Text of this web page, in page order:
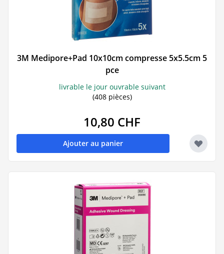
3M Medipore+Pad 10x10cm compresse 5x5.5cm 5
pce
livrable le jour ouvrable suivant
(408 pièces)
10,80 CHF
Ajouter au panier